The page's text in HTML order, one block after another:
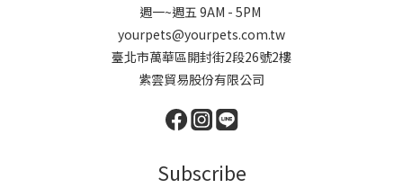
週一~週五 9AM - 5PM
yourpets@yourpets.com.tw
臺北市萬華區開封街2段26號2樓
紫雲貿易股份有限公司
Subscribe